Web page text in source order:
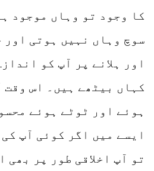
کا وجود تو وہاں موجود
سوچ وہاں نہیں ہوتی اور
اور ہلانے پر آپ کو
کہاں بیٹھے ہیں۔ اس وقت
ہوئے اور ٹوٹے ہوئے
ایسے میں اگر کوئی آپ
تو آپ اخلاقی طور پر بھی